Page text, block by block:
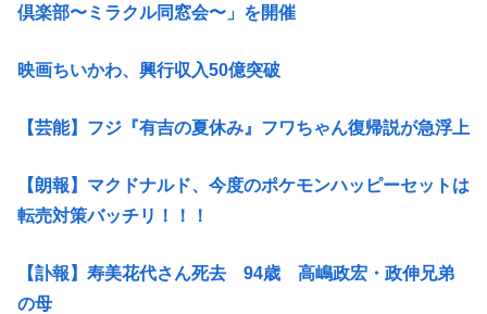
倶楽部〜ミラクル同窓会〜」を開催
映画ちいかわ、興行収入50億突破
【芸能】フジ『有吉の夏休み』フワちゃん復帰説が急浮上
【朗報】マクドナルド、今度のポケモンハッピーセットは
転売対策バッチリ！！！
【訃報】寿美花代さん死去 94歳 高嶋政宏・政伸兄弟
の母